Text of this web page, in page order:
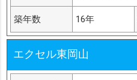
築年数 16年
エクセル東岡山